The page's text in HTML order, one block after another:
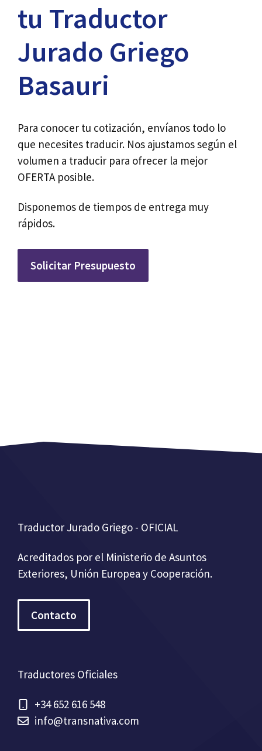
tu Traductor
Jurado Griego
Basauri
Para conocer tu cotización, envíanos todo lo
que necesites traducir. Nos ajustamos según el
volumen a traducir para ofrecer la mejor
OFERTA posible.
Disponemos de tiempos de entrega muy
rápidos.
Solicitar Presupuesto
Traductor Jurado Griego - OFICIAL
Acreditados por el Ministerio de Asuntos
Exteriores, Unión Europea y Cooperación.
Contacto
Traductores Oficiales
+34 652 616 548
info@transnativa.com